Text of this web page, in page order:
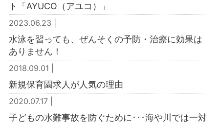
ト「AYUCO（アユコ）」
2023.06.23 |
水泳を習っても、ぜんそくの予防・治療に効果は
ありません！
2018.09.01 |
新規保育園求人が人気の理由
2020.07.17 |
子どもの水難事故を防ぐために･･･海や川では一対